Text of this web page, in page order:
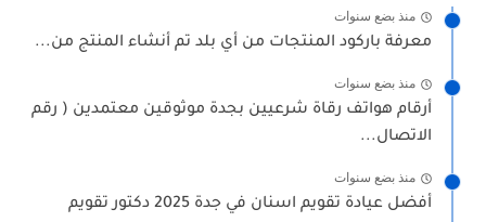
منذ بضع سنوات
معرفة باركود المنتجات من أي بلد تم أنشاء المنتج من...
منذ بضع سنوات
أرقام هواتف رقاة شرعيين بجدة موثوقين معتمدين ( رقم
الاتصال...
منذ بضع سنوات
أفضل عيادة تقويم اسنان في جدة 2025 دكتور تقويم